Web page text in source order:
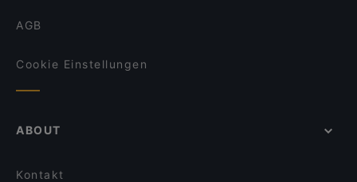
AGB
Cookie Einstellungen
ABOUT
Kontakt